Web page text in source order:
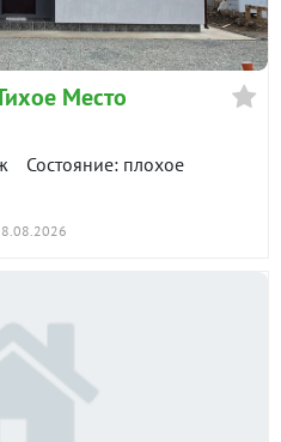
Место
Состояние: плохое
8.08.2026